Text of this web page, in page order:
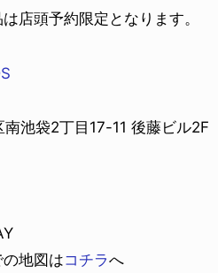
店頭予約限定となります。
池袋2丁目17-11 後藤ビル2F
地図はコチラへ